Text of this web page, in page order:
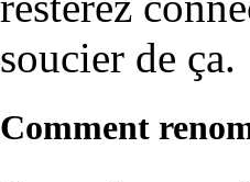
soucier de ça.
Comment